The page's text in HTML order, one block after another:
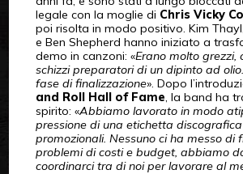
legale con la moglie di Chris Vicky
poi risolta in modo positivo. Kim
e Ben Shepherd hanno iniziato a
demo in canzoni: «Erano molto grezzi,
schizzi preparatori di un dipinto ad
fase di finalizzazione». Dopo
and Roll Hall of Fame , la band ha
spirito: «Abbiamo lavorato in modo
pressione di una etichetta
promozionali. Nessuno ci ha messo di
problemi di costi e budget, abbiamo
coordinarci tra di noi per lavorare al